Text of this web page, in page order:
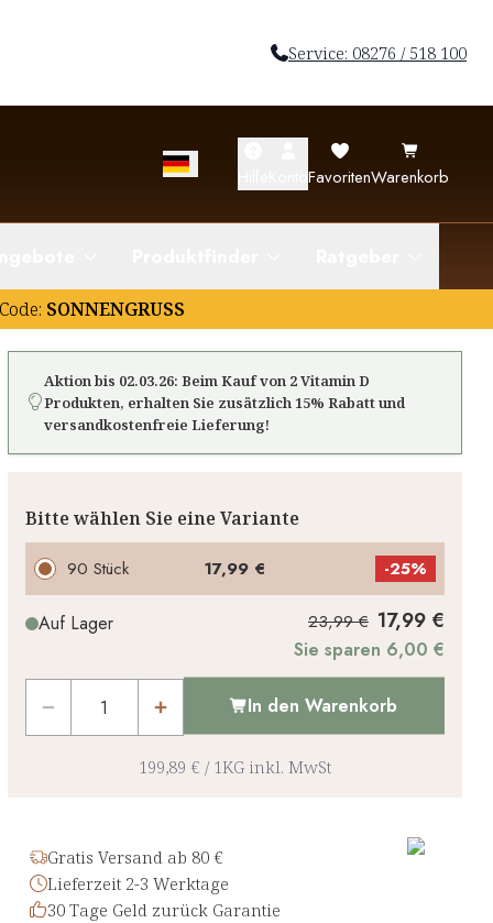
Service: 08276 / 518 100
FavoritenWarenkorb
SONNENGRUSS
Aktion bis 02.03.26: Beim Kauf von 2 Vitamin D
Produkten, erhalten Sie zusätzlich 15% Rabatt und
versandkostenfreie Lieferung!
Bitte wählen Sie eine Variante
90 Stück 17,99 € -25%
Auf Lager 23,99 € 17,99 €
Sie sparen 6,00 €
In den Warenkorb
199,89 € / 1KG inkl. MwSt
Gratis Versand ab 80 €
Lieferzeit 2-3 Werktage
30 Tage Geld zurück Garantie